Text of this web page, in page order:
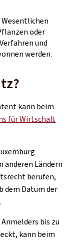
oder
und
werden.
kann beim
für Wirtschaft
anderen Ländern
berufen,
dem Datum der
bis zu
kann beim